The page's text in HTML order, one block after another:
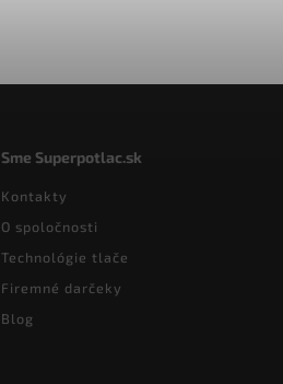
Sme Superpotlac.sk
Kontakty
O spoločnosti
Technológie tlače
Firemné darčeky
Blog